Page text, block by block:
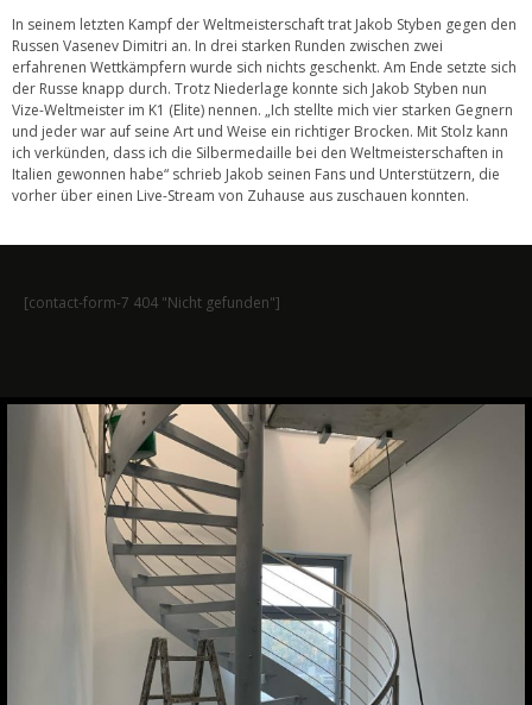
In seinem letzten Kampf der Weltmeisterschaft trat Jakob Styben gegen den
Russen Vasenev Dimitri an. In drei starken Runden zwischen zwei
erfahrenen Wettkämpfern wurde sich nichts geschenkt. Am Ende setzte sich
der Russe knapp durch. Trotz Niederlage konnte sich Jakob Styben nun
Vize-Weltmeister im K1 (Elite) nennen. „Ich stellte mich vier starken Gegnern
und jeder war auf seine Art und Weise ein richtiger Brocken. Mit Stolz kann
ich verkünden, dass ich die Silbermedaille bei den Weltmeisterschaften in
Italien gewonnen habe“ schrieb Jakob seinen Fans und Unterstützern, die
vorher über einen Live-Stream von Zuhause aus zuschauen konnten.
[contact-form-7 404 "Nicht gefunden"]